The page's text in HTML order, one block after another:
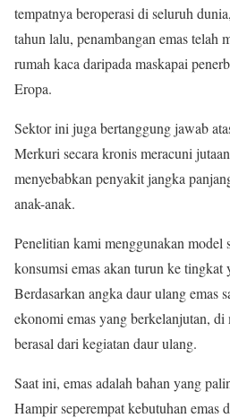
tempatnya beroperasi di seluruh
tahun lalu, penambangan emas telah
rumah kaca daripada maskapai
Eropa.
Sektor ini juga bertanggung jawab
Merkuri secara kronis meracuni
menyebabkan penyakit jangka
anak-anak.
Penelitian kami menggunakan model
konsumsi emas akan turun ke tingkat
Berdasarkan angka daur ulang emas
ekonomi emas yang berkelanjutan, di
berasal dari kegiatan daur ulang.
Saat ini, emas adalah bahan yang
Hampir seperempat kebutuhan emas